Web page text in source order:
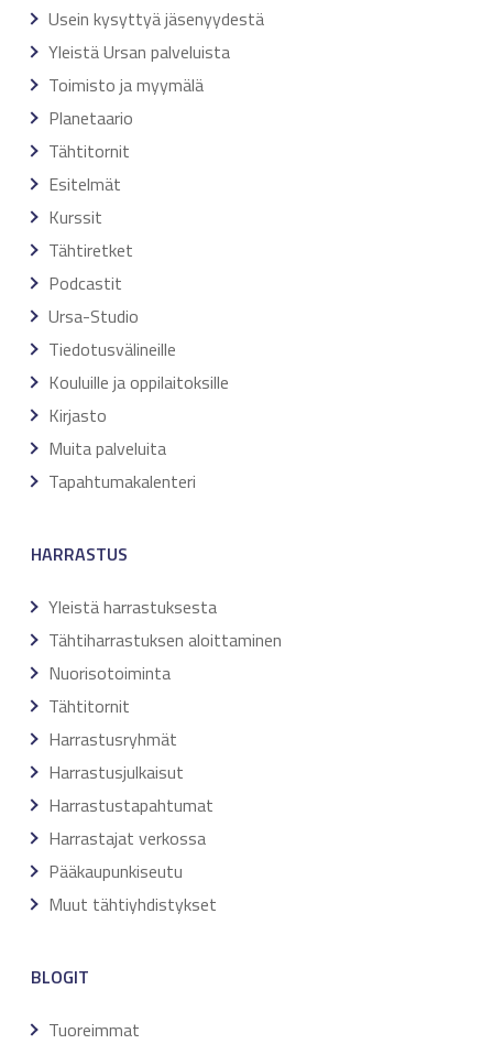
Usein kysyttyä jäsenyydestä
Yleistä Ursan palveluista
Toimisto ja myymälä
Planetaario
Tähtitornit
Esitelmät
Kurssit
Tähtiretket
Podcastit
Ursa-Studio
Tiedotusvälineille
Kouluille ja oppilaitoksille
Kirjasto
Muita palveluita
Tapahtumakalenteri
HARRASTUS
Yleistä harrastuksesta
Tähtiharrastuksen aloittaminen
Nuorisotoiminta
Tähtitornit
Harrastusryhmät
Harrastusjulkaisut
Harrastustapahtumat
Harrastajat verkossa
Pääkaupunkiseutu
Muut tähtiyhdistykset
BLOGIT
Tuoreimmat